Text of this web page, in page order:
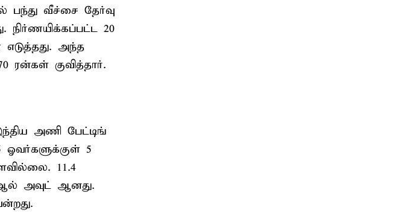
பந்து வீச்சை தேர்வு
நிர்ணயிக்கப்பட்ட 20
அந்த
ரன்கள் குவித்தார்.
அணி பேட்டிங்
ஓவர்களுக்குள் 5
11.4
ஆல் அவுட் ஆனது.